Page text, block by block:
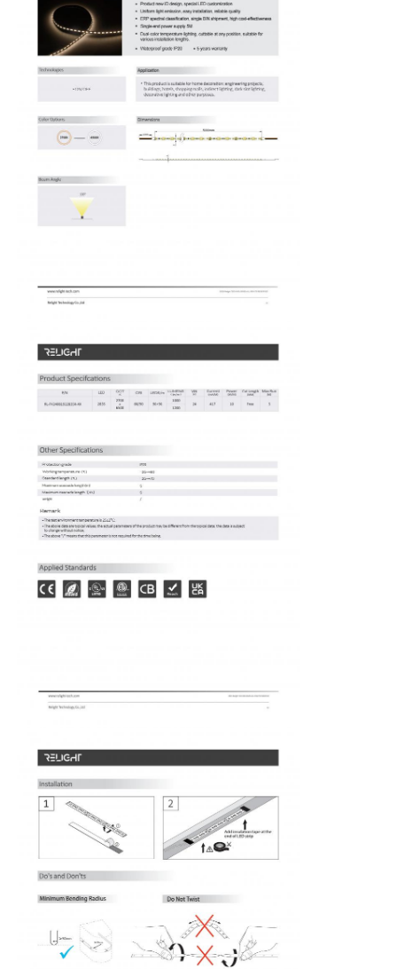
Главная страница
Продукция
О Компании
Новости
Все случаи
Отправить запрос
Неоновый свет прокладки